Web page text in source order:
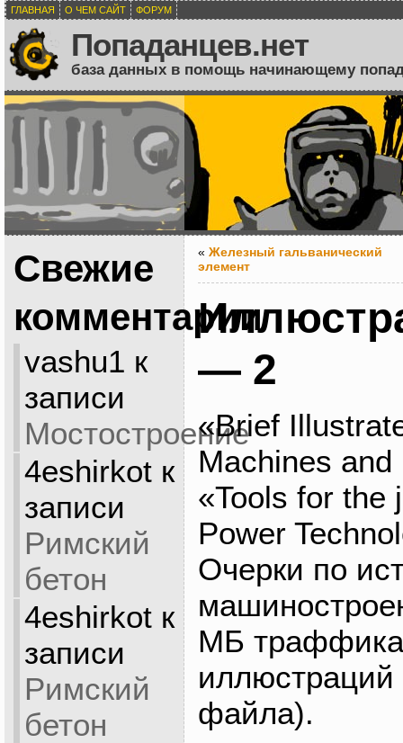
ГЛАВНАЯ О ЧЕМ САЙТ ФОРУМ
Попаданцев.нет
база данных в помощь начинающему
Свежие
комментарии
vashu1 к
записи
Мостостроение
4eshirkotк
записи
Римский
бетон
4eshirkotк
записи
Римский
бетон
« Железный гальванический
элемент
— 2
«Brief
Machines
«Tools for the
Power
Очерки по
МБ
файла).